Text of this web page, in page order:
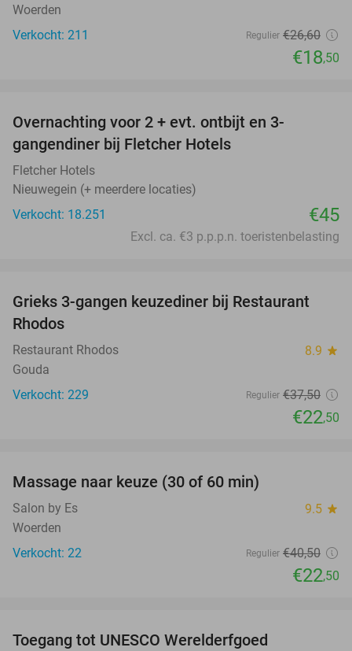
Woerden
Verkocht: 211
Regulier €26,60
€18,50
Overnachting voor 2 + evt. ontbijt en 3-
gangendiner bij Fletcher Hotels
Fletcher Hotels
Nieuwegein (+ meerdere locaties)
Verkocht: 18.251
€45
Excl. ca. €3 p.p.p.n. toeristenbelasting
40%
Grieks 3-gangen keuzediner bij Restaurant
Rhodos
Restaurant Rhodos 8.9 star
Gouda
Verkocht: 229
Regulier €37,50
€22,50
Massage naar keuze (30 of 60 min)
Salon by Es 9.5 star
Woerden
Verkocht: 22
Regulier €40,50
€22,50
Toegang tot UNESCO Werelderfgoed